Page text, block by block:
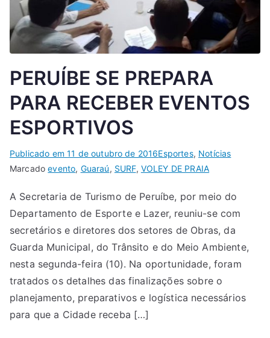
PERUÍBE SE PREPARA
PARA RECEBER EVENTOS
ESPORTIVOS
Publicado em11 de outubro de 2016Esportes, Notícias
Marcadoevento, Guaraú, SURF, VOLEY DE PRAIA
A Secretaria de Turismo de Peruíbe, por meio do
Departamento de Esporte e Lazer, reuniu-se com
secretários e diretores dos setores de Obras, da
Guarda Municipal, do Trânsito e do Meio Ambiente,
nesta segunda-feira (10). Na oportunidade, foram
tratados os detalhes das finalizações sobre o
planejamento, preparativos e logística necessários
para que a Cidade receba […]